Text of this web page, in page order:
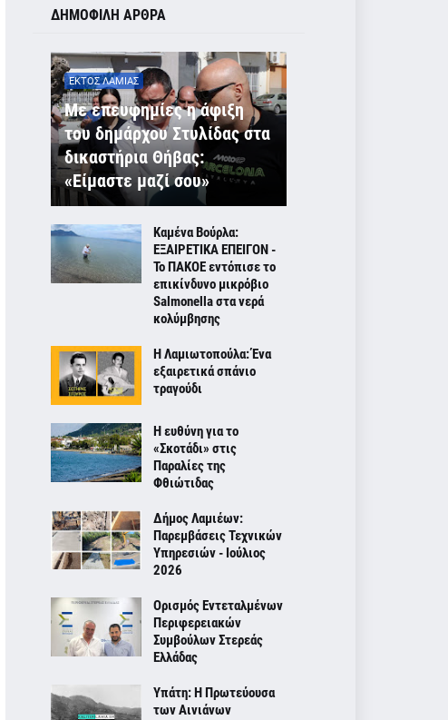
ΔΗΜΟΦΙΛΗ ΑΡΘΡΑ
ΕΚΤΟΣ ΛΑΜΙΑΣ
Με επευφημίες η άφιξη
του δημάρχου Στυλίδας στα
δικαστήρια Θήβας:
«Είμαστε μαζί σου»
Καμένα Βούρλα:
ΕΞΑΙΡΕΤΙΚΑ ΕΠΕΙΓΟΝ -
Το ΠΑΚΟΕ εντόπισε το
επικίνδυνο μικρόβιο
Salmonella στα νερά
κολύμβησης
Η Λαμιωτοπούλα: Ένα
εξαιρετικά σπάνιο
τραγούδι
Η ευθύνη για το
«Σκοτάδι» στις
Παραλίες της
Φθιώτιδας
Δήμος Λαμιέων:
Παρεμβάσεις Τεχνικών
Υπηρεσιών - Ιούλιος
2026
Ορισμός Εντεταλμένων
Περιφερειακών
Συμβούλων Στερεάς
Ελλάδας
Υπάτη: Η Πρωτεύουσα
των Αινιάνων